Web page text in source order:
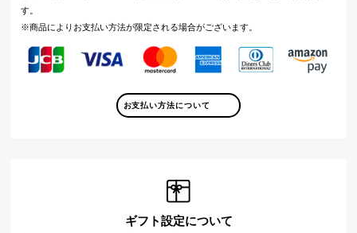
す。
※商品によりお支払い方法が限定される場合がございます。
お支払い方法について
ギフト設定について